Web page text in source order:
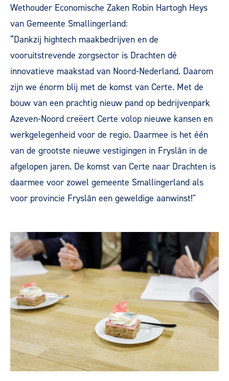
Wethouder Economische Zaken Robin Hartogh Heys
van Gemeente Smallingerland:
“Dankzij hightech maakbedrijven en de
vooruitstrevende zorgsector is Drachten dé
innovatieve maakstad van Noord-Nederland. Daarom
zijn we énorm blij met de komst van Certe. Met de
bouw van een prachtig nieuw pand op bedrijvenpark
Azeven-Noord creëert Certe volop nieuwe kansen en
werkgelegenheid voor de regio. Daarmee is het één
van de grootste nieuwe vestigingen in Fryslân in de
afgelopen jaren. De komst van Certe naar Drachten is
daarmee voor zowel gemeente Smallingerland als
voor provincie Fryslân een geweldige aanwinst!"